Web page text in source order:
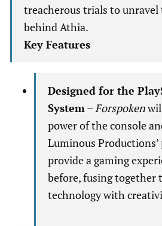
treacherous trials to
behind Athia.
Key Features
Designed for the
System–Forspoken
power of the console
Luminous
provide a gaming
before, fusing together
technology with